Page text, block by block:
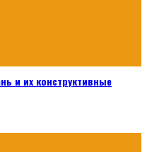
и их конструктивные